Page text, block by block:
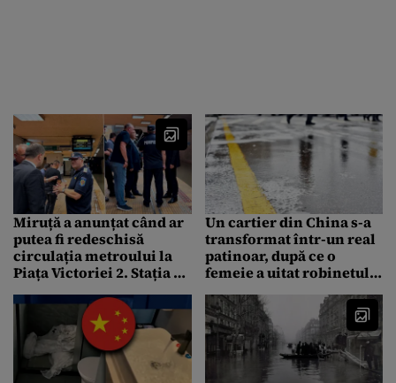
Miruță a anunțat când ar
putea fi redeschisă
circulația metroului la
Piața Victoriei 2. Stația a
furtunii violente din
București
Un cartier din China s-a
transformat într-un real
patinoar, după ce o
femeie a uitat robinetul